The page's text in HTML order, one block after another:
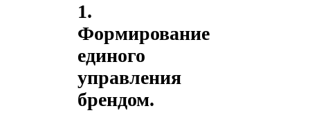
1.
Формирование
единого
управления
брендом.